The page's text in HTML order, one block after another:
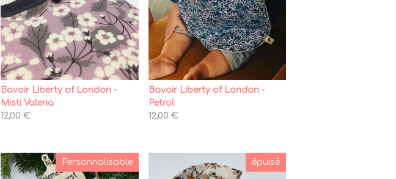
Bavoir Liberty of London -
Misti Valeria
12,00 €
Bavoir Liberty of London -
Petrol
12,00 €
Personnalisable épuisé